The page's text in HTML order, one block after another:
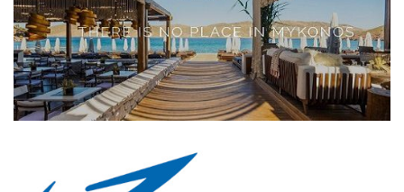
Ελληνικά English